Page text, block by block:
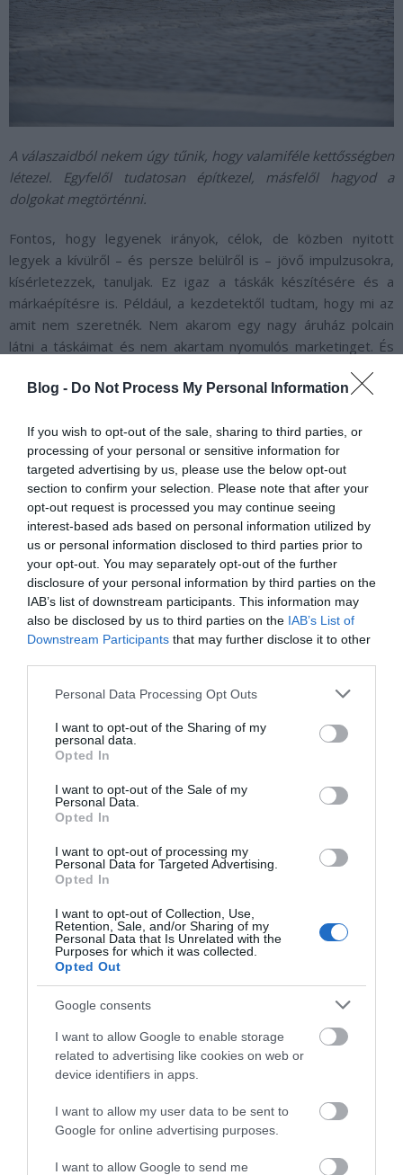
Blog - Do Not Process My Personal Information
If you wish to opt-out of the sale, sharing to third parties, or
processing of your personal or sensitive information for
targeted advertising by us, please use the below opt-out
section to confirm your selection. Please note that after your
opt-out request is processed you may continue seeing
interest-based ads based on personal information utilized by
us or personal information disclosed to third parties prior to
your opt-out. You may separately opt-out of the further
disclosure of your personal information by third parties on the
IAB’s list of downstream participants. This information may
also be disclosed by us to third parties on the IAB’s List of
Downstream Participants that may further disclose it to other
Please note that this website/app uses one or more Google
not limited to your visit or usage behaviour. You may click to
grant or deny consent to Google and its third-party tags to
use your data for below specified purposes in below Google
consent section.
Personal Data Processing Opt Outs
I want to opt-out of the Sharing of my
personal data.
Opted In
I want to opt-out of the Sale of my
Personal Data.
Opted In
I want to opt-out of processing my
Personal Data for Targeted Advertising.
Opted In
I want to opt-out of Collection, Use,
Retention, Sale, and/or Sharing of my
Personal Data that Is Unrelated with the
Purposes for which it was collected.
Opted Out
Google consents
I want to allow Google to enable storage
related to advertising like cookies on web or
device identifiers in apps.
I want to allow my user data to be sent to
Google for online advertising purposes.
I want to allow Google to send me
A válaszaidból nekem úgy tűnik, hogy valamiféle kettősségben
létezel. Egyfelől tudatosan építkezel, másfelől hagyod a
dolgokat megtörténni.
Fontos, hogy legyenek irányok, célok, de közben nyitott
legyek a kívülről – és persze belülről is – jövő impulzusokra,
kísérletezzek, tanuljak. Ez igaz a táskák készítésére és a
márkaépítésre is. Például, a kezdetektől tudtam, hogy mi az
amit nem szeretnék. Nem akarom egy nagy áruház polcain
látni a táskáimat és nem akartam nyomulós marketinget. És
eszközökre. Ehhez legfőképp a táskáknak kellett olyanoknak
lenniük, amik felkeltik a figyelmet. Ez sikerült is, sokan
beszámolnak arról, hogy idegenek megállítják őket az utcán,
hogy hol vették a táskájukat. Sőt, olyan is megtörtént, hogy
ott helyben meg akarták venni valakitől a táskáját. Az online
kommunikációm bázisa pedig a honlapom , amit alapvetően a
grafikusommal raktunk össze, de a „világban” menüpontot a
vásárlóimnak köszönhetem. Maguktól kezdték el küldözgetni a
képeket arról, hogy éppen hol járnak a táskáimmal.
Visszatérve a márkanévre: az új név, valami új irányt is jelent?
Nem jelent új irányt, de új terveket igen. Szeretném, ha a világ
még több pontján örülnének a táskáimnak. De mindezt úgy,
hogy megmaradjon a márka lényege és a rám jellemző
szeretném megőrizni a személyes, manufakturális jelleget.
Mi az Aranka Bandula márka lényege?
Külsőre a vidámság, a szerethetőség és az egyediség.
Tényelegesen, nincs két teljesen egyforma táska. Egyrészt, a
legkülönbözőbb anyagokból dolgozom. A MÁV függönytől, a